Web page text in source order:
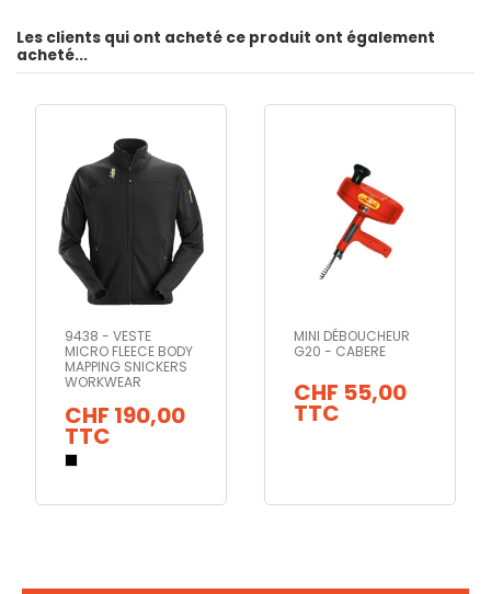
Les clients qui ont acheté ce produit ont également
acheté...
9438 - VESTE
MICRO FLEECE BODY
MAPPING SNICKERS
WORKWEAR
CHF 190,00
TTC
MINI DÉBOUCHEUR
G20 - CABERE
CHF 55,00
TTC